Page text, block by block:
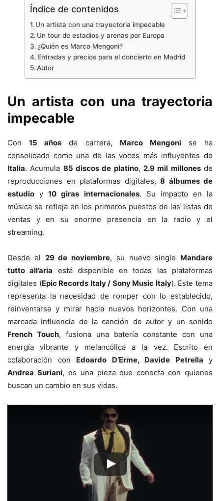
Índice de contenidos
Un artista con una trayectoria impecable
Un tour de estadios y arenas por Europa
¿Quién es Marco Mengoni?
Entradas y precios para el concierto en Madrid
Autor
Un artista con una trayectoria
impecable
Con15 años de carrera, Marco Mengonise ha
consolidado como una de las voces más influyentes de
Italia. Acumula 85 discos de platino,2.9 mil millonesde
reproducciones en plataformas digitales, 8 álbumes de
estudio y10 giras internacionales. Su impacto en la
música se refleja en los primeros puestos de las listas de
ventas y en su enorme presencia en la radio y el
streaming.
Desde el 29 de noviembre, su nuevo single Mandare
tutto all’aria está disponible en todas las plataformas
digitales (Epic Records Italy / Sony Music Italy). Este tema
representa la necesidad de romper con lo establecido,
reinventarse y mirar hacia nuevos horizontes. Con una
marcada influencia de la canción de autor y un sonido
French Touch, fusiona una batería constante con una
energía vibrante y melancólica a la vez. Escrito en
colaboración con Edoardo D’Erme, Davide Petrella y
Andrea Suriani, es una pieza que conecta con quienes
buscan un cambio en sus vidas.